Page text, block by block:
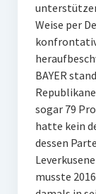
Weise per
BAYER
sogar 79
hatte kein
dessen
musste